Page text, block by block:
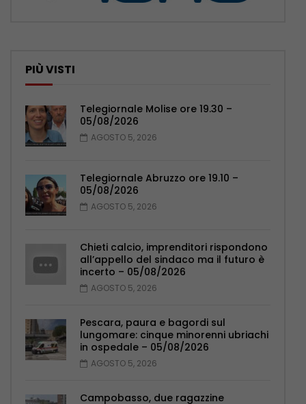
PIÙ VISTI
Telegiornale Molise ore 19.30 –
05/08/2026
AGOSTO 5, 2026
Telegiornale Abruzzo ore 19.10 –
05/08/2026
AGOSTO 5, 2026
Chieti calcio, imprenditori rispondono
all’appello del sindaco ma il futuro è
incerto – 05/08/2026
AGOSTO 5, 2026
Pescara, paura e bagordi sul
lungomare: cinque minorenni ubriachi
in ospedale – 05/08/2026
AGOSTO 5, 2026
Campobasso, due ragazzine